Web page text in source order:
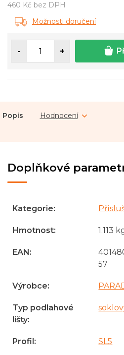
460 Kč bez DPH
Měrná
cena:
Možnosti doručení
Popis Hodnocení
Doplňkové
Kategorie:
Hmotnost: 1.113
EAN:
57
Výrobce:
Typ podlahové
lišty:
Profil: SL5